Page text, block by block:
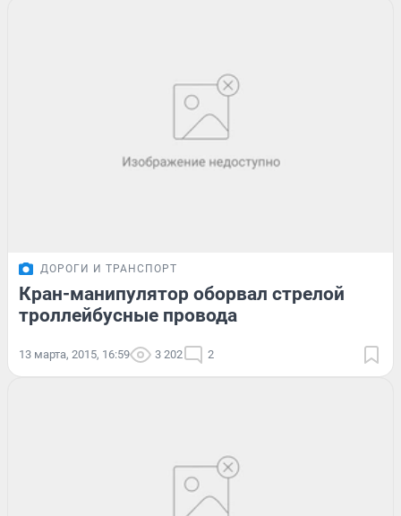
ДОРОГИ И ТРАНСПОРТ
Кран-манипулятор оборвал стрелой
троллейбусные провода
13 марта, 2015, 16:59 3 202 2